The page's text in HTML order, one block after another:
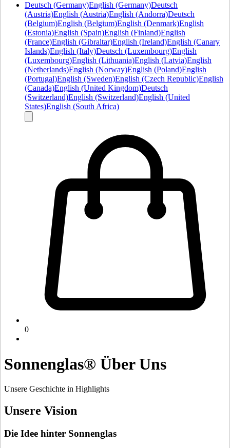
Deutsch (Germany)English (Germany)Deutsch
(Austria)English (Austria)English (Andorra)Deutsch
(Belgium)English (Belgium)English (Denmark)English
(Estonia)English (Spain)English (Finland)English
(France)English (Gibraltar)English (Ireland)English (Canary
Islands)English (Italy)Deutsch (Luxembourg)English
(Luxembourg)English (Lithuania)English (Latvia)English
(Netherlands)English (Norway)English (Poland)English
(Portugal)English (Sweden)English (Czech Republic)English
(Canada)English (United Kingdom)Deutsch
(Switzerland)English (Switzerland)English (United
States)English (South Africa)
0
Sonnenglas® Über Uns
Unsere Geschichte in Highlights
Unsere Vision
Die Idee hinter Sonnenglas